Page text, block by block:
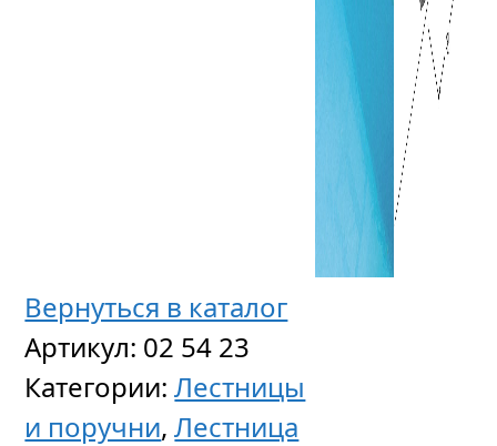
Вернуться в каталог
Артикул: 02 54 23
Категории:Лестницы
и поручни,Лестница